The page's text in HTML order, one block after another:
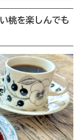
桃を楽しんでも